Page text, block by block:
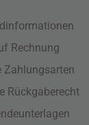
Rechnung
Zahlungsarten
Rückgaberecht